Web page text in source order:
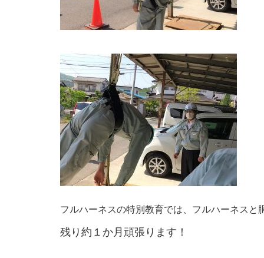
フルハーネスの特別教育では、フルハーネスと
残り約１か月頑張ります！